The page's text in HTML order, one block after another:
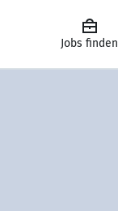
Jobs finden